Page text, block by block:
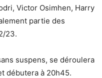
Victor Osimhen, Harry
partie des
23.
suspens, se déroulera
débutera à 20h45.